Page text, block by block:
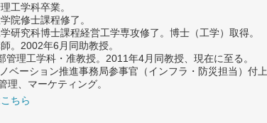
工学科卒業。
院修士課程修了。
研究科博士課程経営工学専攻修了。博士（工学）取得。
。2002年6月同助教授。
理工学科・准教授。2011年4月同教授、現在に至る。
ベーション推進事務局参事官（インフラ・防災担当）付
理、マーケティング。
ちら